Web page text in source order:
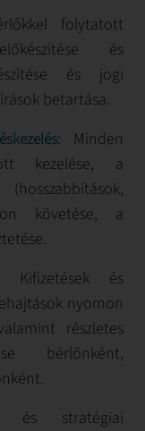
folytatott
és
és jogi
betartása.
: Minden
kezelése, a
követése, a
Kifizetések és
nyomon
részletes
bérlőnként,
és stratégiai